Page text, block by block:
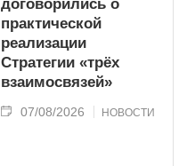
договорились о
практической
реализации
Стратегии «трёх
взаимосвязей»
07/08/2026 НОВОСТИ